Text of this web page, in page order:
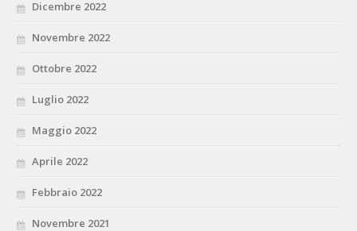
Dicembre 2022
Novembre 2022
Ottobre 2022
Luglio 2022
Maggio 2022
Aprile 2022
Febbraio 2022
Novembre 2021